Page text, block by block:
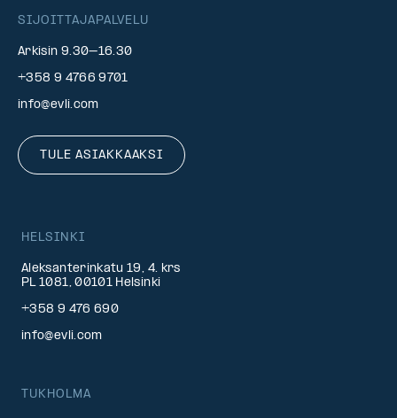
SIJOITTAJAPALVELU
Arkisin 9.30–16.30
+358 9 4766 9701
info@evli.com
TULE ASIAKKAAKSI
HELSINKI
Aleksanterinkatu 19, 4. krs
PL 1081, 00101 Helsinki
+358 9 476 690
info@evli.com
TUKHOLMA